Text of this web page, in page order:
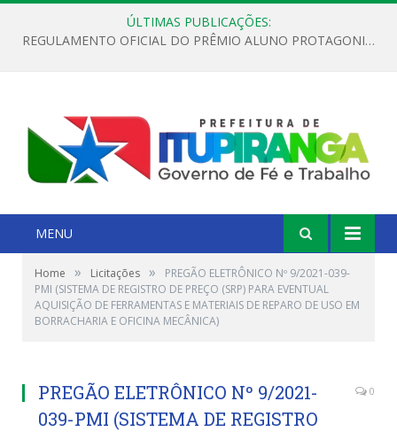
ÚLTIMAS PUBLICAÇÕES:
REGULAMENTO OFICIAL DO PRÊMIO ALUNO PROTAGONISTA – EDIÇÃO 2026
MENU
Home » Licitações »
PREGÃO ELETRÔNICO Nº 9/2021-039-
PMI (SISTEMA DE REGISTRO DE PREÇO (SRP) PARA EVENTUAL
AQUISIÇÃO DE FERRAMENTAS E MATERIAIS DE REPARO DE USO EM
BORRACHARIA E OFICINA MECÂNICA)
PREGÃO ELETRÔNICO Nº 9/2021-
039-PMI (SISTEMA DE REGISTRO
0